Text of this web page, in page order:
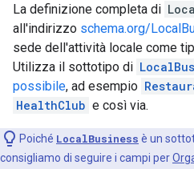
La definizione completa di
all'indirizzo schema.org/
sede dell'attività locale come
Utilizza il sottotipo di
possibile, ad esempio
HealthClub e così via.
Poiché LocalBusiness è un
consigliamo di seguire i campi per